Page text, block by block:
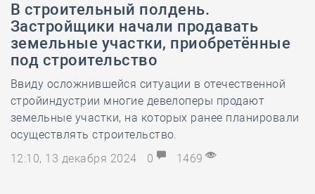
В строительный полдень.
Застройщики начали продавать
земельные участки, приобретённые
под строительство
Ввиду осложнившейся ситуации в отечественной
стройиндустрии многие девелоперы продают
земельные участки, на которых ранее планировали
осуществлять строительство.
12:10, 13 декабря 2024
0 1469